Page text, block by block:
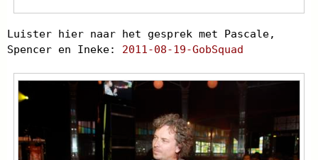
Luister hier naar het gesprek met Pascale,
Spencer en Ineke: 2011-08-19-GobSquad